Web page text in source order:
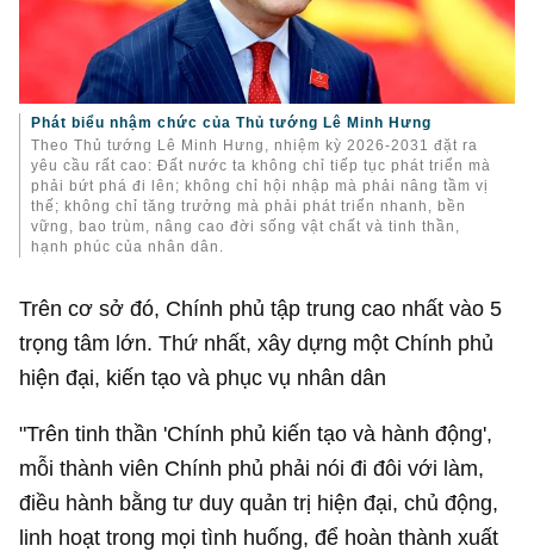
Phát biểu nhậm chức của Thủ tướng Lê Minh Hưng
Theo Thủ tướng Lê Minh Hưng, nhiệm kỳ 2026-2031 đặt ra
yêu cầu rất cao: Đất nước ta không chỉ tiếp tục phát triển mà
phải bứt phá đi lên; không chỉ hội nhập mà phải nâng tầm vị
thế; không chỉ tăng trưởng mà phải phát triển nhanh, bền
vững, bao trùm, nâng cao đời sống vật chất và tinh thần,
hạnh phúc của nhân dân.
Trên cơ sở đó, Chính phủ tập trung cao nhất vào 5
trọng tâm lớn. Thứ nhất, xây dựng một Chính phủ
hiện đại, kiến tạo và phục vụ nhân dân
"Trên tinh thần 'Chính phủ kiến tạo và hành động',
mỗi thành viên Chính phủ phải nói đi đôi với làm,
điều hành bằng tư duy quản trị hiện đại, chủ động,
linh hoạt trong mọi tình huống, để hoàn thành xuất